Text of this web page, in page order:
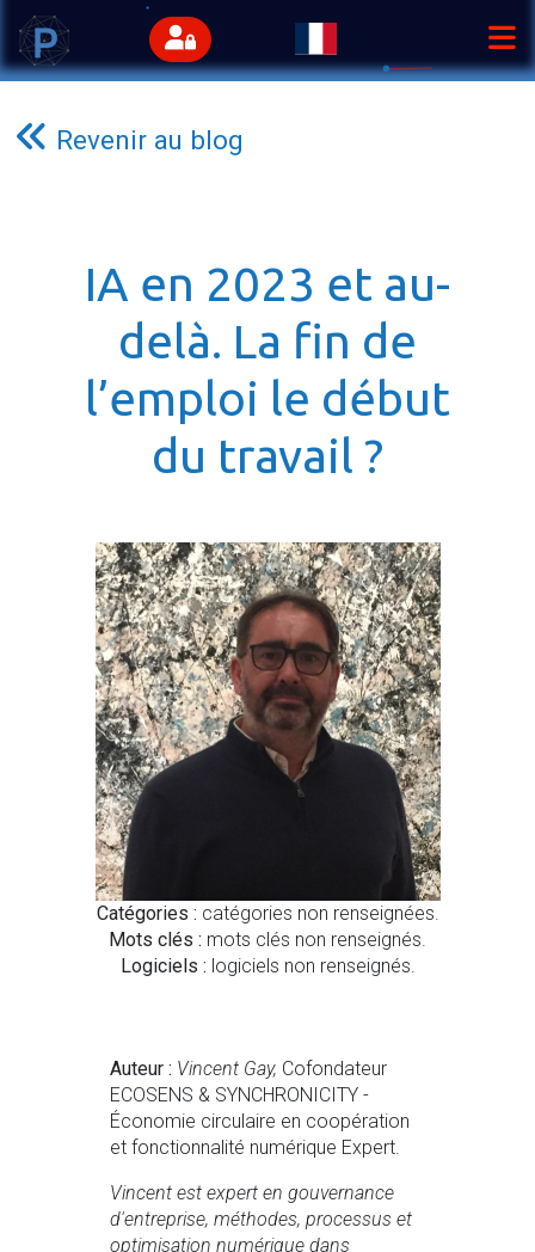
Revenir au blog
IA en 2023 et au-
delà. La fin de
l’emploi le début
du travail ?
Catégories : catégories non renseignées.
Mots clés : mots clés non renseignés.
Logiciels : logiciels non renseignés.
Auteur : Vincent Gay, Cofondateur
ECOSENS & SYNCHRONICITY -
Économie circulaire en coopération
et fonctionnalité numérique Expert.
Vincent est expert en gouvernance
d'entreprise, méthodes, processus et
optimisation numérique dans